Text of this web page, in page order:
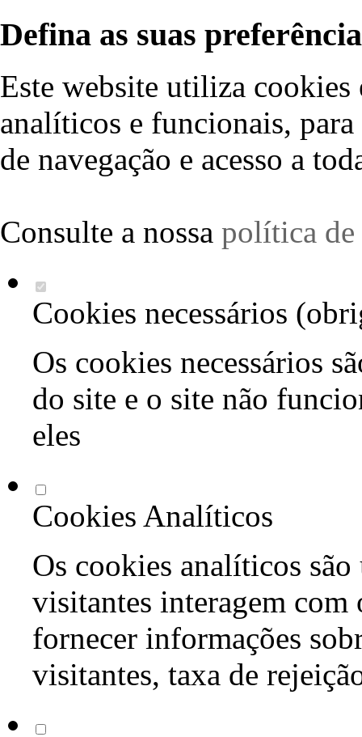
Defina as suas
Este website utiliza cookies
analíticos e funcionais,
de navegação e acesso a
Consulte a nossa política de
Cookies necessários
Os cookies necessários
do site e o site não
eles
Cookies Analíticos
Os cookies analíticos são
visitantes interagem com
fornecer informações
visitantes, taxa de